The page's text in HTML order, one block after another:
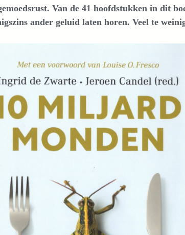
Van de 41 hoofdstukken in dit
ander geluid laten horen. Veel te